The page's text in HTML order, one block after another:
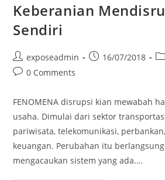
Keberanian
Sendiri
exposeadmin 16/07/2018
0 Comments
FENOMENA disrupsi kian mewabah
usaha. Dimulai dari sektor
pariwisata, telekomunikasi,
keuangan. Perubahan itu
mengacaukan sistem yang ada.…